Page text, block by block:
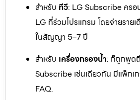
สำหรับ ทีวี: LG Subscribe ครอ
LG ที่ร่วมโปรแกรม โดยจ่ายราย
ในสัญญา 5–7 ปี
สำหรับ เครื่องกรองน้ำ: ก็ถูกพูด
Subscribe เช่นเดียวกัน มีแพ็กเ
FAQ.